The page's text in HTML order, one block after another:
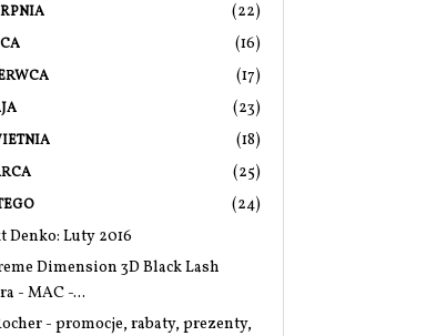
(22)
(16)
(17)
(23)
(18)
(25)
(24)
Denko: Luty 2016
Dimension 3D Black Lash
- MAC -...
- promocje, rabaty, prezenty,